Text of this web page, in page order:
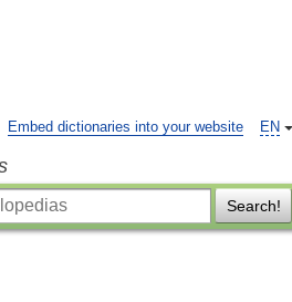
EN
Embed dictionaries into your website
Search!